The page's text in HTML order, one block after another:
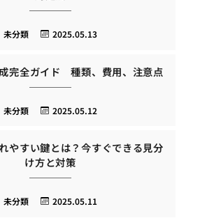
2025.05.13
未分類
完全ガイド 種類、費用、注意点
2025.05.12
未分類
やすい鍵とは？今すぐできる見分
け方と対策
2025.05.11
未分類